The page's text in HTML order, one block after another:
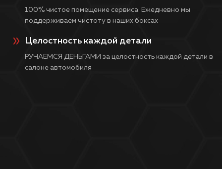
100% чистое помещение сервиса. Ежедневно мы
поддерживаем чистоту в наших боксах
Целостность каждой детали
РУЧАЕМСЯ ДЕНЬГАМИ за целостность каждой детали в
салоне автомобиля